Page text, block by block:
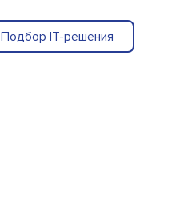
Подбор IT-решения